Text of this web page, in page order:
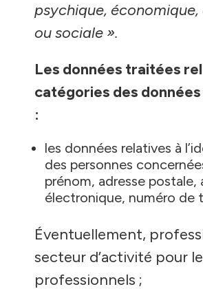
psychique,
ou sociale ».
Les données traitées
catégories des
:
les données relatives à
des personnes
prénom, adresse postale,
électronique, numéro de
Éventuellement,
secteur d’activité pour
professionnels ;